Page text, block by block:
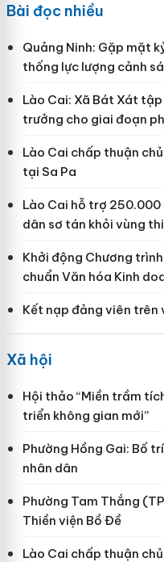
Bài đọc nhiều
Quảng Ninh: Gặp mặt
thống lực lượng cảnh
Lào Cai: Xã Bát Xát
trưởng cho giai đoạn
Lào Cai chấp thuận
tại Sa Pa
Lào Cai hỗ trợ
dân sơ tán khỏi vùng
Khởi động Chương
chuẩn Văn hóa Kinh
Kết nạp đảng viên trên
Xã hội
Hội thảo “Miền trầm
triển không gian mới”
Phường Hồng Gai: Bố
nhân dân
Phường Tam Thắng
Thiền viện Bồ Đề
Lào Cai chấp thuận